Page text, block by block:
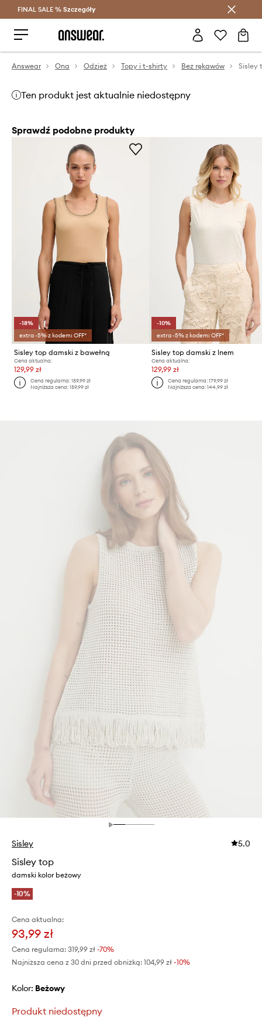
Oszczędzaj z Answear Club >
FINAL SALE % Szczegóły
Answear Ona Odzież Topy i t-shirty Bez rękawów Sisley
Ten produkt jest aktualnie niedostępny
Sprawdź podobne produkty
-18%
extra -5% z kodem: OFF*
Sisley top damski z bawełną
Cena aktualna:
129,99 zł
Cena regularna:159,99 zł
Najniższa cena:159,99 zł
-10%
extra -5% z kodem: OFF*
Sisley top damski z lnem
Cena aktualna:
129,99 zł
Cena regularna: 179,99 zł
Najniższa cena: 144,99 zł
Sisley 5.0
Sisley top
damski kolor beżowy
-10%
Cena aktualna:
93,99 zł
Cena regularna: 319,99 zł -70%
Najniższa cena z 30 dni przed obniżką: 104,99 zł -10%
Kolor: beżowy
Produkt niedostępny